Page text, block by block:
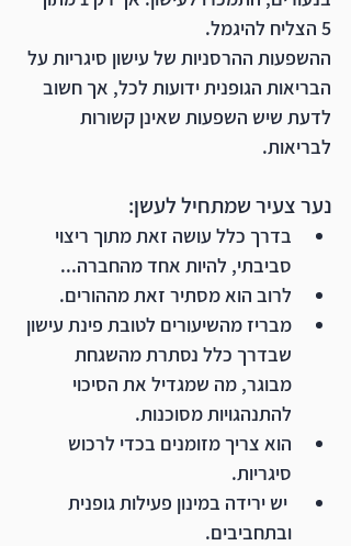
5 הצליח להיגמל.
ההשפעות ההרסניות של עישון סיגריות על
הבריאות הגופנית ידועות לכל, אך חשוב
לדעת שיש השפעות שאינן קשורות
לבריאות.
נער צעיר שמתחיל לעשן:
בדרך כלל עושה זאת מתוך ריצוי
סביבתי, להיות אחד מהחברה...
לרוב הוא מסתיר זאת מההורים.
מבריז מהשיעורים לטובת פינת עישון
שבדרך כלל נסתרת מהשגחת
מבוגר, מה שמגדיל את הסיכוי
להתנהגויות מסוכנות.
הוא צריך מזומנים בכדי לרכוש
סיגריות.
יש ירידה במינון פעילות גופנית
ובתחביבים.